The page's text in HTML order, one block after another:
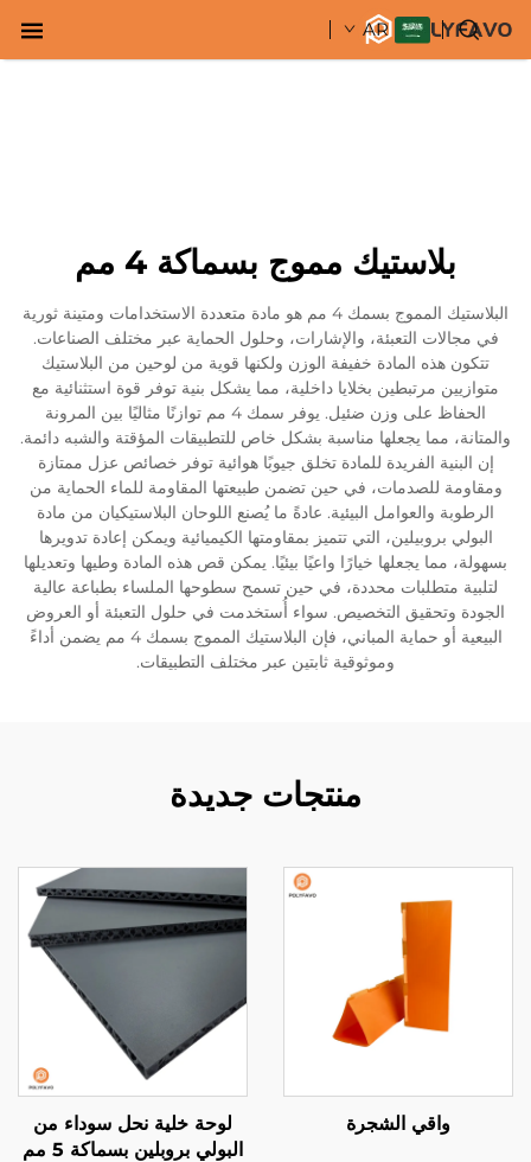
AR
بلاستيك مموج بسماكة 4 مم
البلاستيك المموج بسمك 4 مم هو مادة متعددة الاستخدامات ومتينة ثورية
في مجالات التعبئة، والإشارات، وحلول الحماية عبر مختلف الصناعات.
تتكون هذه المادة خفيفة الوزن ولكنها قوية من لوحين من البلاستيك
متوازيين مرتبطين بخلايا داخلية، مما يشكل بنية توفر قوة استثنائية مع
الحفاظ على وزن ضئيل. يوفر سمك 4 مم توازنًا مثاليًا بين المرونة
والمتانة، مما يجعلها مناسبة بشكل خاص للتطبيقات المؤقتة والشبه دائمة.
إن البنية الفريدة للمادة تخلق جيوبًا هوائية توفر خصائص عزل ممتازة
ومقاومة للصدمات، في حين تضمن طبيعتها المقاومة للماء الحماية من
الرطوبة والعوامل البيئية. عادةً ما يُصنع اللوحان البلاستيكيان من مادة
البولي بروبيلين، التي تتميز بمقاومتها الكيميائية ويمكن إعادة تدويرها
بسهولة، مما يجعلها خيارًا واعيًا بيئيًا. يمكن قص هذه المادة وطيها وتعديلها
لتلبية متطلبات محددة، في حين تسمح سطوحها الملساء بطباعة عالية
الجودة وتحقيق التخصيص. سواء أُستخدمت في حلول التعبئة أو العروض
البيعية أو حماية المباني، فإن البلاستيك المموج بسمك 4 مم يضمن أداءً
وموثوقية ثابتين عبر مختلف التطبيقات.
منتجات جديدة
واقي الشجرة
لوحة خلية نحل سوداء من
البولي بروبلين بسماكة 5 مم